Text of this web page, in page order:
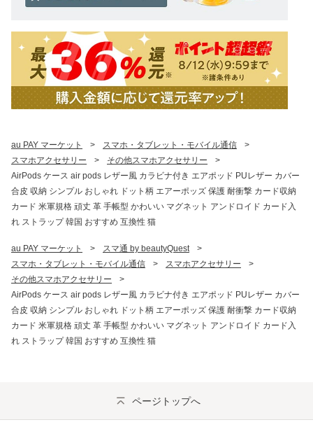
au PAY マーケット > スマホ・タブレット・モバイル通信
>
スマホアクセサリー
> その他スマホアクセサリー
>
AirPods ケース air pods レザー風 カラビナ付き エアポッド PUレザー カバー
合皮 収納 シンプル おしゃれ ドット柄 エアーポッズ 保護 耐衝撃 カード収納
カード 米軍規格 頑丈 革 手帳型 かわいい マグネット アンドロイド カード入
れ ストラップ 韓国 おすすめ 互換性 猫
au PAY マーケット > スマ通 by beautyQuest
>
スマホ・タブレット・モバイル通信
> スマホアクセサリー
>
その他スマホアクセサリー
>
AirPods ケース air pods レザー風 カラビナ付き エアポッド PUレザー カバー
合皮 収納 シンプル おしゃれ ドット柄 エアーポッズ 保護 耐衝撃 カード収納
カード 米軍規格 頑丈 革 手帳型 かわいい マグネット アンドロイド カード入
れ ストラップ 韓国 おすすめ 互換性 猫
ページトップへ